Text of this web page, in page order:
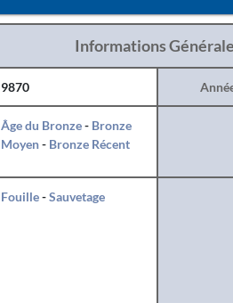
Informations
9870
Âge du Bronze- Bronze
Moyen- Bronze Récent
Fouille-Sauvetage